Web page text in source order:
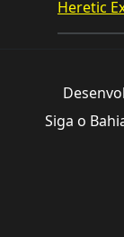
Heretic
Siga o